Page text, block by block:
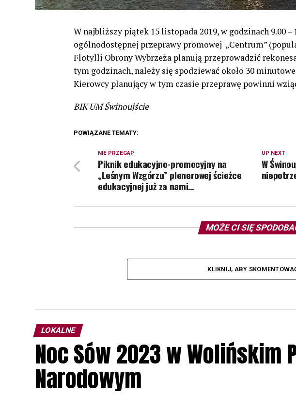
W najbliższy piątek 15 listopada 2019, w godzinach 9.00 –
ogólnodostępnej przeprawy promowej „Centrum”
Flotylli Obrony Wybrzeża planują przeprowadzić
tym godzinach, należy się spodziewać około 30
Kierowcy planujący w tym czasie przeprawę powinni
BIK UM Świnoujście
POWIĄZANE TEMATY:
UP NEXT
W
NIE PRZEGAP
Piknik edukacyjno-promocyjny na
„Leśnym Wzgórzu” plenerowej ścieżce
edukacyjnej już za nami…
MOŻE CI SIĘ
KLIKNIJ, ABY
LOKALNE
Noc Sów 2023 w Wolińskim
Narodowym